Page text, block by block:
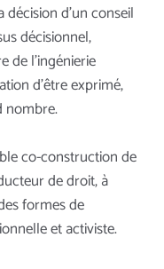
décision d’un conseil
décisionnel,
de l’ingénierie
d’être exprimé,
nombre.
co-construction de
de droit, à
formes de
et activiste.